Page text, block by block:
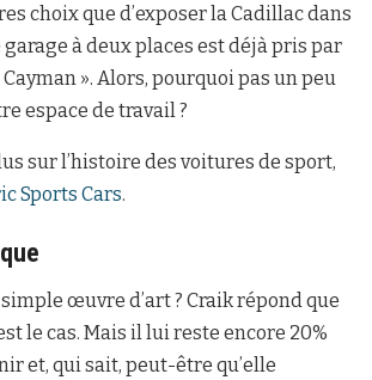
choix que d’exposer la Cadillac dans
garage à deux places est déjà pris par
». Alors, pourquoi pas un peu
espace de travail ?
sur l’histoire des voitures de sport,
Sports Cars.
œuvre d’art ? Craik répond que
le cas. Mais il lui reste encore 20%
et, qui sait, peut-être qu’elle